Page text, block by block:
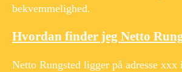
bekvemmelighed.
Hvordan finder jeg Netto
Netto Rungsted ligger på adresse xxx